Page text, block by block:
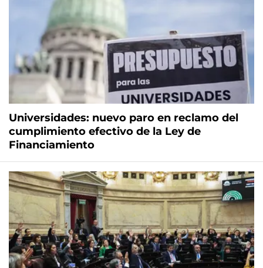
Universidades: nuevo paro en reclamo del
cumplimiento efectivo de la Ley de
Financiamiento